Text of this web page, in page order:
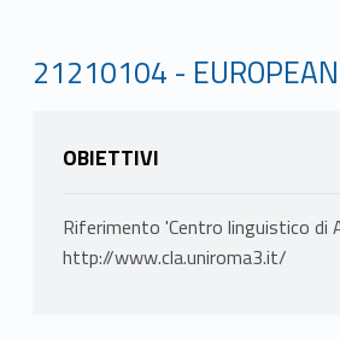
21210104 -
OBIETTIVI
Riferimento 'Centro linguistico di
http://www.cla.uniroma3.it/